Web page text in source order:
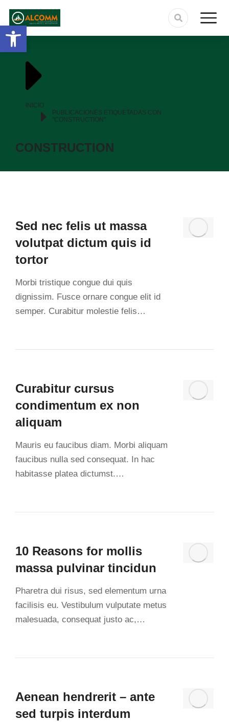
INICIO
PUBLICACIONES ETIQUETADAS CON
"CONSTRUCTION"
CONSTRUCTION
Sed nec felis ut massa
volutpat dictum quis id
tortor
Morbi tristique congue dui quis
dignissim. Fusce ornare congue elit id
semper. Curabitur molestie felis…
Curabitur cursus
condimentum ex non
aliquam
Mauris eu faucibus diam. Morbi aliquam
faucibus nulla sed consequat. In hac
habitasse platea dictumst.…
10 Reasons for mollis
massa pulvinar tincidun
Pharetra dui risus, sed elementum urna
facilisis eu. Vestibulum vulputate metus
malesuada, consequat justo ac,…
Aenean hendrerit – ante
sed turpis interdum
Abrir barra de herramientas